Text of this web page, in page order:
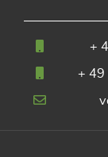
+
+ 49